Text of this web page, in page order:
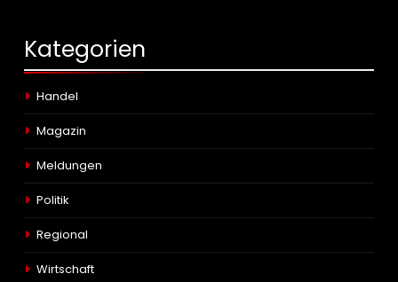
Kategorien
Handel
Magazin
Meldungen
Politik
Regional
Wirtschaft